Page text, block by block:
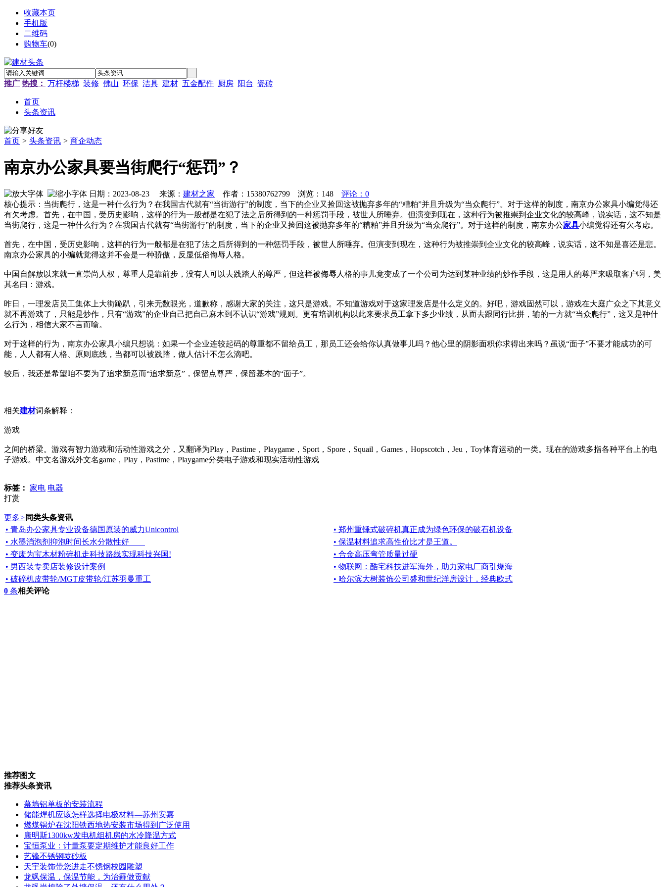
收藏本页
手机版
二维码
购物车(0)
推广 热搜： 万杆楼梯 装修 佛山 环保 洁具 建材 五金配件 厨房 阳台 瓷砖
首页
头条资讯
首页 > 头条资讯 > 商企动态
南京办公家具要当街爬行“惩罚”？
日期：2023-08-23 来源： 建材之家 作者：15380762799 浏览： 148
评论：0
核心提示：当街爬行，这是一种什么行为？在我国古代就有“当街游行”的制度，当下的企业又捡回这被抛弃多年的“糟粕”并且升级为“当众爬行”。对于这样的制度，南京办公家具小编觉得还
有欠考虑。首先，在中国，受历史影响，这样的行为一般都是在犯了法之后所得到的一种惩罚手段，被世人所唾弃。但演变到现在，这种行为被推崇到企业文化的较高峰，说实话，这不知是
当街爬行，这是一种什么行为？在我国古代就有“当街游行”的制度，当下的企业又捡回这被抛弃多年的“糟粕”并且升级为“当众爬行”。对于这样的制度，南京办公家具小编觉得还有欠考虑。
首先，在中国，受历史影响，这样的行为一般都是在犯了法之后所得到的一种惩罚手段，被世人所唾弃。但演变到现在，这种行为被推崇到企业文化的较高峰，说实话，这不知是喜还是悲。
南京办公家具的小编就觉得这并不会是一种骄傲，反显低俗侮辱人格。
中国自解放以来就一直崇尚人权，尊重人是靠前步，没有人可以去践踏人的尊严，但这样被侮辱人格的事儿竟变成了一个公司为达到某种业绩的炒作手段，这是用人的尊严来吸取客户啊，美
其名曰：游戏。
昨日，一理发店员工集体上大街跪趴，引来无数眼光，道歉称，感谢大家的关注，这只是游戏。不知道游戏对于这家理发店是什么定义的。好吧，游戏固然可以，游戏在大庭广众之下其意义
就不再游戏了，只能是炒作，只有“游戏”的企业自己把自己麻木到不认识“游戏”规则。更有培训机构以此来要求员工拿下多少业绩，从而去跟同行比拼，输的一方就“当众爬行”，这又是种什
么行为，相信大家不言而喻。
对于这样的行为，南京办公家具小编只想说：如果一个企业连较起码的尊重都不留给员工，那员工还会给你认真做事儿吗？他心里的阴影面积你求得出来吗？虽说“面子”不要才能成功的可
能，人人都有人格、原则底线，当都可以被践踏，做人估计不怎么滴吧。
较后，我还是希望咱不要为了追求新意而“追求新意”，保留点尊严，保留基本的“面子”。
相关建材词条解释：
游戏
之间的桥梁。游戏有智力游戏和活动性游戏之分，又翻译为Play，Pastime，Playgame，Sport，Spore，Squail，Games，Hopscotch，Jeu，Toy体育运动的一类。现在的游戏多指各种平台上的电
子游戏。中文名游戏外文名game，Play，Pastime，Playgame分类电子游戏和现实活动性游戏
标签： 家电 电器
打赏
更多> 同类头条资讯
• 青岛办公家具专业设备德国原装的威力Unicontrol
• 郑州重锤式破碎机真正成为绿色环保的破石机设备
• 水墨消泡剂抑泡时间长水分散性好
• 保温材料追求高性价比才是王道。
• 变废为宝木材粉碎机走科技路线实现科技兴国!
• 合金高压弯管质量过硬
• 男西装专卖店装修设计案例
• 物联网：酷宅科技进军海外，助力家电厂商引爆海
• 破碎机皮带轮/MGT皮带轮/江苏羽曼重工
• 哈尔滨大树装饰公司盛和世纪洋房设计，经典欧式
0 条相关评论
推荐图文
推荐头条资讯
幕墙铝单板的安装流程
储能焊机应该怎样选择电极材料—苏州安嘉
燃煤锅炉在沈阳铁西地热安装市场得到广泛使用
康明斯1300kw发电机组机房的水冷降温方式
宝恒泵业：计量泵要定期维护才能良好工作
艺锋不锈钢喷砂板
天宇装饰带您进走不锈钢校园雕塑
龙飒保温，保温节能，为治霾做贡献